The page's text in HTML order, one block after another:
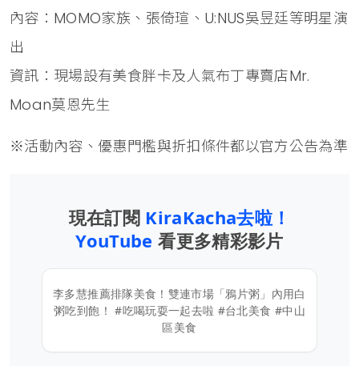
內容：MOMO家族、張倚瑄、U:NUS吳昱廷等明星演
出
資訊：現場設有美食胖卡及人氣布丁專賣店Mr.
Moan莫恩先生
※活動內容、優惠門檻與折扣條件都以官方公告為準
現在訂閱 KiraKacha去啦！
YouTube看更多精彩影片
李多慧推薦排隊美食！雙連市場「鴉片粥」內用白
粥吃到飽！ #吃喝玩耍一起去啦 #台北美食 #中山
區美食